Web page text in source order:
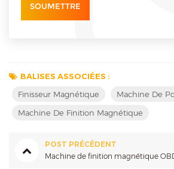
BALISES ASSOCIÉES :
Finisseur Magnétique
Machine De
Machine De Finition Magnétique
POST PRÉCÉDENT
Machine de finition magnétique